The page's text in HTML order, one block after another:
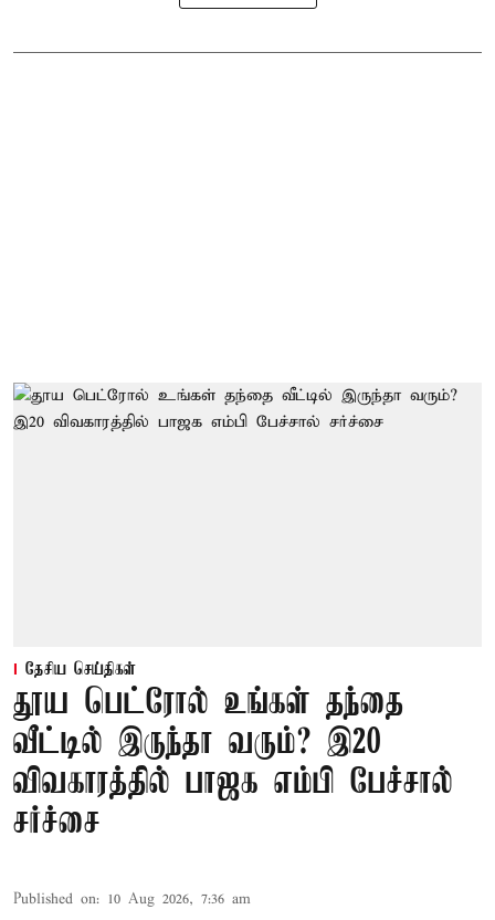
தேசிய செய்திகள்
தூய பெட்ரோல் உங்கள் தந்தை
வீட்டில் இருந்தா வரும்? இ20
விவகாரத்தில் பாஜக எம்பி பேச்சால்
சர்ச்சை
Published on: 10 Aug 2026, 7:36 am